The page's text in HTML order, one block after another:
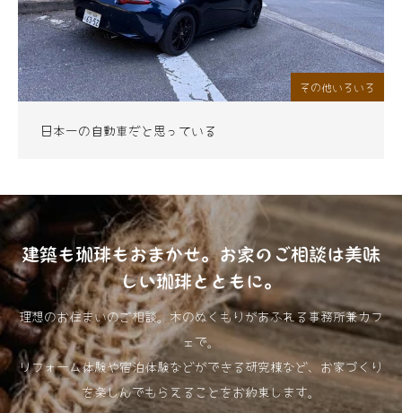
その他いろいろ
日本一の自動車だと思っている
建築も珈琲もおまかせ。お家のご相談は美味
しい珈琲とともに。
理想のお住まいのご相談。木のぬくもりがあふれる事務所兼カフ
ェで。
リフォーム体験や宿泊体験などができる研究棟など、お家づくり
を楽しんでもらえることをお約束します。